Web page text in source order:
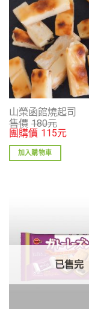
山榮函館燒起司
售價 180元
團購價 115元
加入購物車
已售完